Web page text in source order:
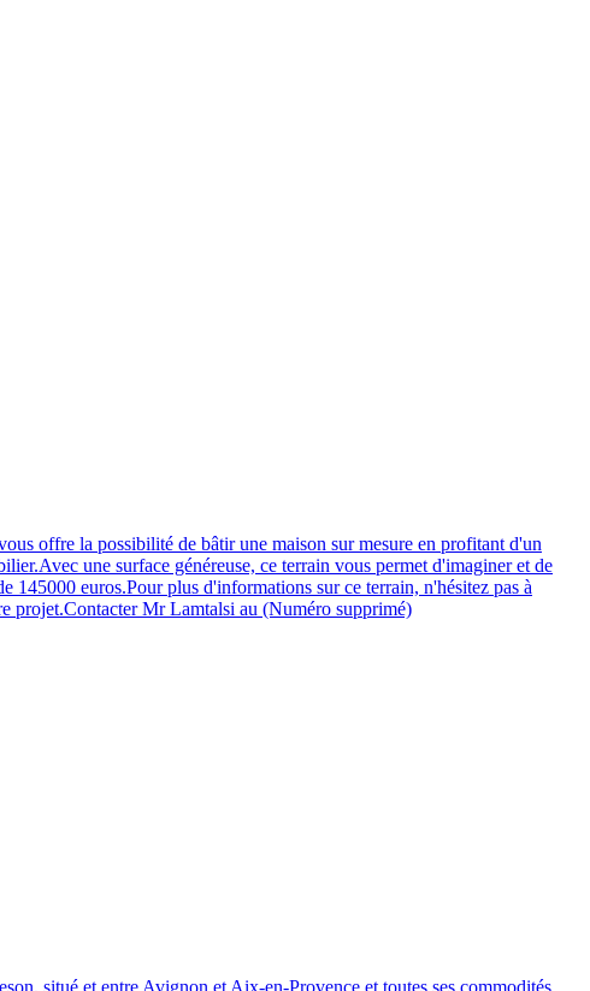
offre la possibilité de bâtir une maison sur mesure en profitant d'un
une surface généreuse, ce terrain vous permet d'imaginer et de
145000 euros.Pour plus d'informations sur ce terrain, n'hésitez pas à
projet.Contacter Mr Lamtalsi au (Numéro supprimé)